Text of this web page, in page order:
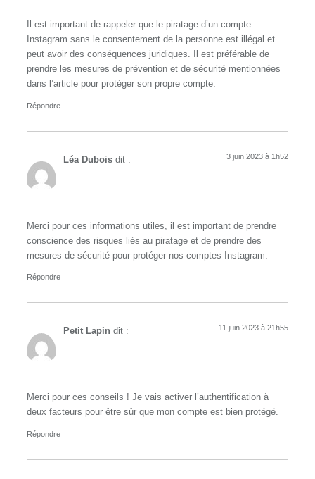
Il est important de rappeler que le piratage d’un compte
Instagram sans le consentement de la personne est illégal et
peut avoir des conséquences juridiques. Il est préférable de
prendre les mesures de prévention et de sécurité mentionnées
dans l’article pour protéger son propre compte.
Répondre
Léa Dubois dit : 3 juin 2023 à 1h52
Merci pour ces informations utiles, il est important de prendre
conscience des risques liés au piratage et de prendre des
mesures de sécurité pour protéger nos comptes Instagram.
Répondre
Petit Lapin dit : 11 juin 2023 à 21h55
Merci pour ces conseils ! Je vais activer l’authentification à
deux facteurs pour être sûr que mon compte est bien protégé.
Répondre